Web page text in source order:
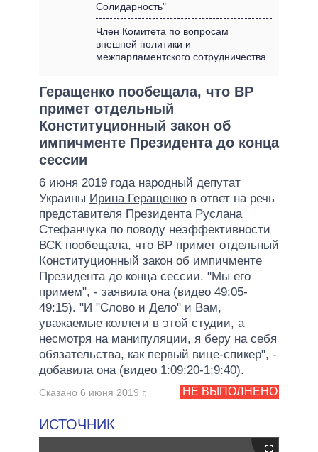
ГЛАВЫ ОБЛАДМИНИСТРАЦИЙ
ВСЕ ПЕРСОНЫ
СРАВНЕНИЕ ПОЛИТИКОВ
Солидарность"
Член Комитета по вопросам
внешней политики и
межпарламентского сотрудничества
Геращенко пообещала, что ВР
примет отдельный
Конституционный закон об
импичменте Президента до конца
сессии
6 июня 2019 года народный депутат
Украины Ирина Геращенко в ответ на речь
представителя Президента Руслана
Стефанчука по поводу неэффективности
ВСК пообещала, что ВР примет отдельный
Конституционный закон об импичменте
Президента до конца сессии. "Мы его
примем", - заявила она (видео 49:05-
49:15). "И "Слово и Дело" и Вам,
уважаемые коллеги в этой студии, а
несмотря на манипуляции, я беру на себя
обязательства, как первый вице-спикер", -
добавила она (видео 1:09:20-1:9:40).
НЕ ВЫПОЛНЕНО
Сказано 6 июня 2019 г.
ИСТОЧНИК